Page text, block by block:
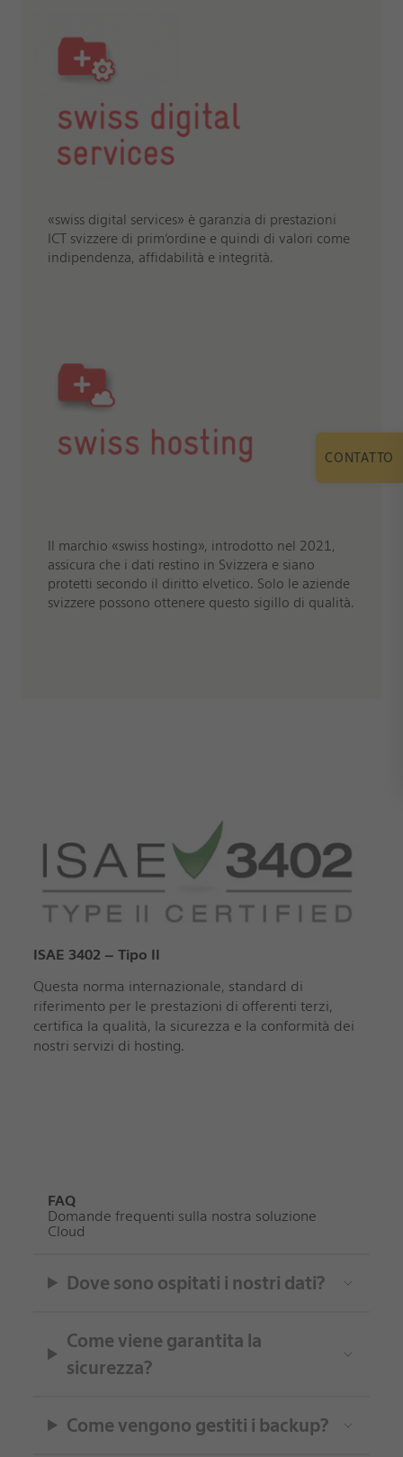
«swiss digital services» è garanzia di prestazioni
ICT svizzere di prim’ordine e quindi di valori come
indipendenza, affidabilità e integrità.
Il marchio «swiss hosting», introdotto nel 2021,
assicura che i dati restino in Svizzera e siano
protetti secondo il diritto elvetico. Solo le aziende
svizzere possono ottenere questo sigillo di qualità.
ISAE 3402 – Tipo II
Questa norma internazionale, standard di
riferimento per le prestazioni di offerenti terzi,
certifica la qualità, la sicurezza e la conformità dei
nostri servizi di hosting.
FAQ
Domande frequenti sulla nostra soluzione
Cloud
Dove sono ospitati i nostri dati?
Come viene garantita la
sicurezza?
Come vengono gestiti i backup?
CONTATTO